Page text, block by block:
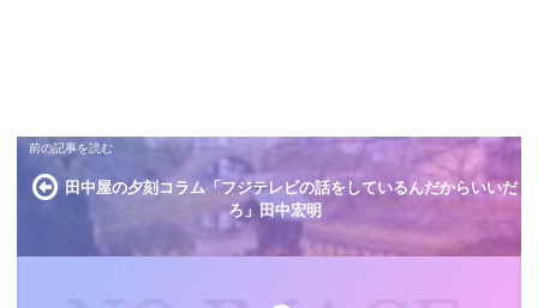
田中屋の夕刻コラム「フジテレビの話をしているんだからいいだ
ろ」田中宏明